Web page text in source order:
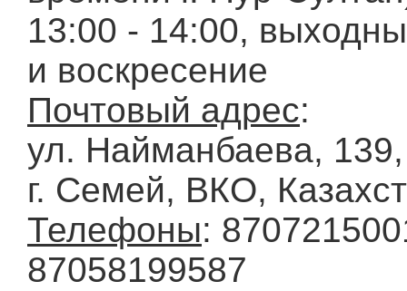
13:00 - 14:00,
и воскресение
Почтовый адрес:
ул. Найманбаева,
г. Семей, ВКО,
Телефоны:
87058199587